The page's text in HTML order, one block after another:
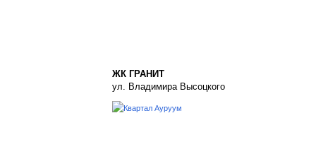
ЖК ГРАНИТ
ул. Владимира Высоцкого